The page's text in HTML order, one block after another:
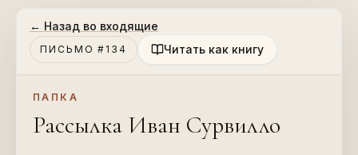
← Назад во входящие
ПИСЬМО #134 Читать как книгу
ПАПКА
Рассылка Иван Сурвилло